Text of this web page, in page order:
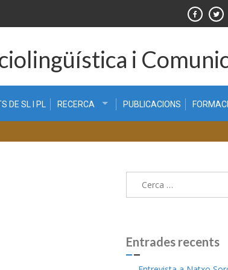
i
DE SL I PL RECERCA PUBLICACIONS
Entrades recents